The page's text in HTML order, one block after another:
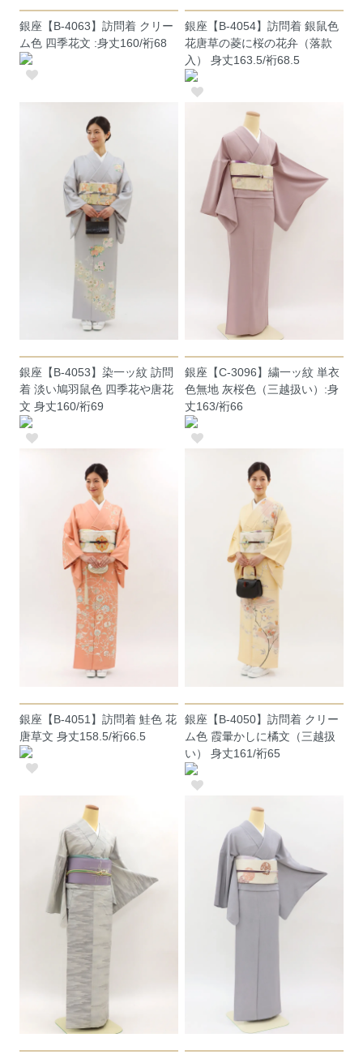
銀座【B-4063】訪問着 クリー
ム色 四季花文 :身丈160/裄68
銀座【B-4054】訪問着 銀鼠色
花唐草の菱に桜の花弁（落款
入） 身丈163.5/裄68.5
銀座【B-4053】染一ッ紋 訪問
着 淡い鳩羽鼠色 四季花や唐花
文 身丈160/裄69
銀座【C-3096】繍一ッ紋 単衣
色無地 灰桜色（三越扱い）:身
丈163/裄66
銀座【B-4051】訪問着 鮭色 花
唐草文 身丈158.5/裄66.5
銀座【B-4050】訪問着 クリー
ム色 霞暈かしに橘文（三越扱
い） 身丈161/裄65